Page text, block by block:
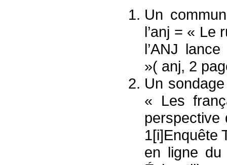
Un
l’anj = « Le
l’ANJ
»( anj, 2
Un
« Les
perspective
1[i]Enquête
en ligne du